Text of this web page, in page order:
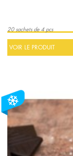
20 sachets de 4 pcs
VOIR LE PRODUIT